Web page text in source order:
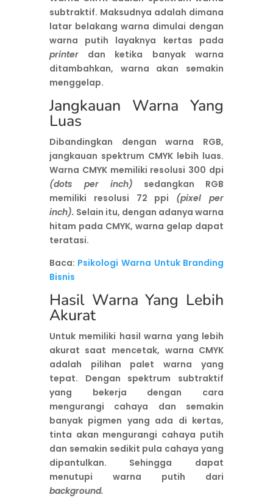
subtraktif. Maksudnya adalah dimana
latar belakang warna dimulai dengan
warna putih layaknya kertas pada
printerdan ketika banyak warna
ditambahkan, warna akan semakin
menggelap.
Jangkauan Warna Yang
Luas
Dibandingkan dengan warna RGB,
jangkauan spektrum CMYK lebih luas.
Warna CMYK memiliki resolusi 300 dpi
(dots per inch) sedangkan RGB
memiliki resolusi 72 ppi (pixel per
inch). Selain itu, dengan adanya warna
hitam pada CMYK, warna gelap dapat
teratasi.
Baca: Psikologi Warna Untuk Branding
Bisnis
Hasil Warna Yang Lebih
Akurat
Untuk memiliki hasil warna yang lebih
akurat saat mencetak, warna CMYK
adalah pilihan palet warna yang
tepat. Dengan spektrum subtraktif
yang bekerja dengan cara
mengurangi cahaya dan semakin
banyak pigmen yang ada di kertas,
tinta akan mengurangi cahaya putih
dan semakin sedikit pula cahaya yang
dipantulkan. Sehingga dapat
menutupi warna putih dari
background.